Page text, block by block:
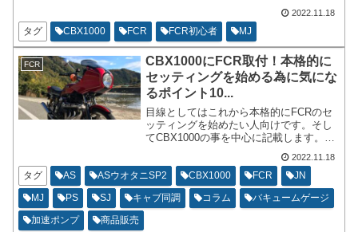
CBX1000のFCRのセッティングについて
私なりに行っている方法について書いて
いきます。ダイノジェットには載せてい
ませんけど、空燃比計は装着していて高
速道路を使っています。
2022.11.18
タグ CBX1000 FCR FCR初心者 MJ
FCR
CBX1000にFCR取付！本格的に
セッティングを始める為に気にな
るポイント10...
目線としてはこれから本格的にFCRのセ
ッティングを始めたい人向けです。そし
てCBX1000の事を中心に記載します。私
のでCBX1000の事以外は今回は書けませ
ん。同調とか空燃比とか、メインジェッ
トの大きさとか加速ポンプの調整とか、
他の車輌のことではなくてCBX1000につ
2022.11.18
タグ AS ASウオタニSP2 CBX1000 FCR
JN
MJ
PS SJ キャブ同調 コラム
バキュームゲージ
加速ポンプ
商品販売